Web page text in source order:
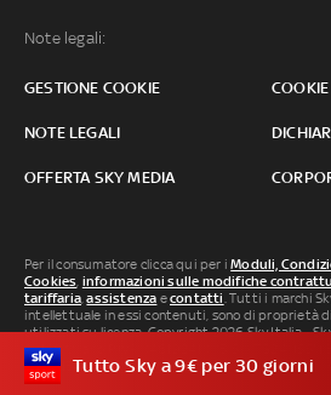
Note legali:
GESTIONE COOKIE
NOTE LEGALI
OFFERTA SKY MEDIA
Per il consumatore clicca qui per iModuli,
Cookies, informazioni sulle modifiche
tariffaria,assistenza econtatti. Tutti i marchi
intellettuale in essi contenuti, sono di proprietà
utilizzati su licenza. Copyright 2026 Sky Italia -
20138 Milano P.IVA 04619241005. SkyTG24: ISSN
3035-1545.Segnalazione Abusi
Tutto Sky a 9€ per 30 giorni